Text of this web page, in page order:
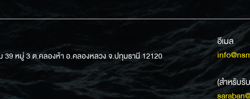
39 หมู่ 3 ต.คลองห้า อ.คลองหลวง จ.ปทุมธานี 12120
อีเมล
(สำหรับรั